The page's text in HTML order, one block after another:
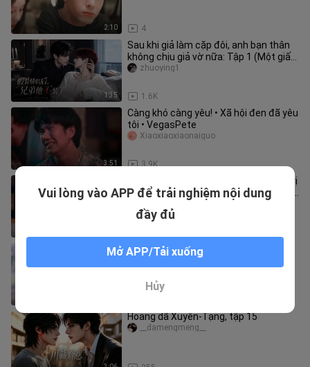
2:10 4
1:35
Sau khi giả làm cặp đôi, anh bạn thân
không chịu giả vờ nữa: Tập 1 (Một giấc
ngủ dậy, tôi và anh bạn
1.6K
zhuoying1
3:51
Càng khó càng yêu! • Xã hội đen đã yêu
tôi • VegasPete
3.9K
Xiaoxiaoxiaonaiguo
"Anh ta nói anh ta không đụng tới trẻ vị
thành niên, anh ta nói anh ta 19 tuổi!" •
“Ba kiếp may mắn gặp được em, cả
trái tim chỉ tràn đầy niềm vui vì em.” •
Hoang dã Xuyên-Tạng, tập 15
__damengmeng__
Vui lòng vào APP để trải nghiệm nội dung
đầy đủ
Mở APP/Tải xuống
Hủy